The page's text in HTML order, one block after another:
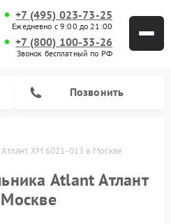
+7 (495) 023-73-25
Ежедневно с 9:00 до 21:00
+7 (800) 100-33-26
Звонок бесплатный по РФ
Позвонить
ХМ 6021-013 в Москве
Atlant Атлант